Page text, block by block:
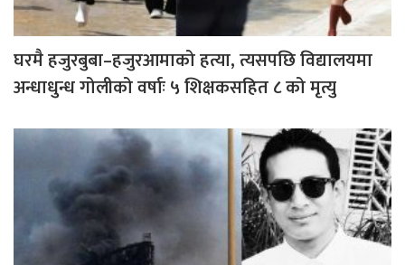
घरमै हजुरबुबा–हजुरआमाको हत्या, त्यसपछि विद्यालयमा
अन्धाधुन्ध गोलीको वर्षाः ५ शिक्षकसहित ८ को मृत्यु